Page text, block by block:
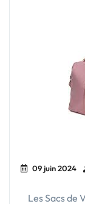
09 juin 2024
Les Sacs de